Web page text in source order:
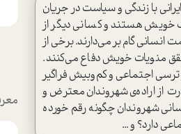
با زندگی و سیاست در جریان
خویش هستند و کسانی دیگر از
انسانی گام بر می‌دارند. برخی از
منویات خویش دفاع می‌کنند.
ترسی اجتماعی و کم‌وبیش فراگیر
از اراده‌ی شهروندان معترض و
شهروندان چگونه رقم خورده
دارد؟ و ...